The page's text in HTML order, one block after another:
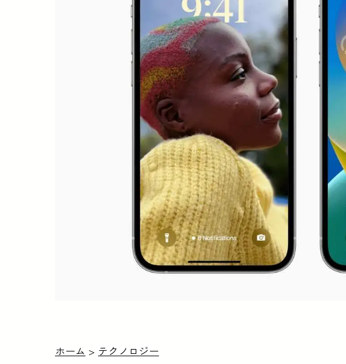
ホーム > テクノロジー